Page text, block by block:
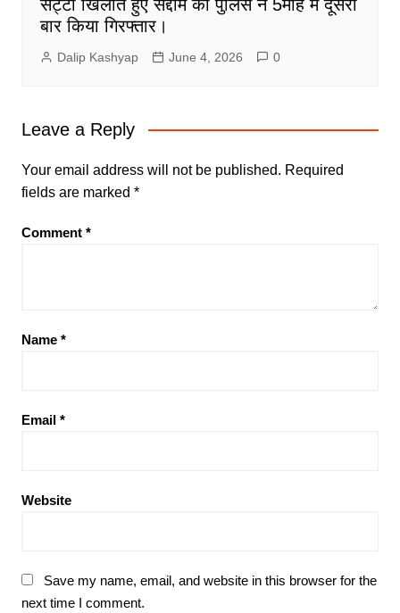
सट्टा खिलाते हुए सद्दाम को पुलिस ने 5माह में दूसरी
बार किया गिरफ्तार।
Dalip Kashyap June 4, 2026 0
Leave a Reply
Your email address will not be published. Required
fields are marked *
Comment *
Name *
Email *
Website
Save my name, email, and website in this browser for the
next time I comment.